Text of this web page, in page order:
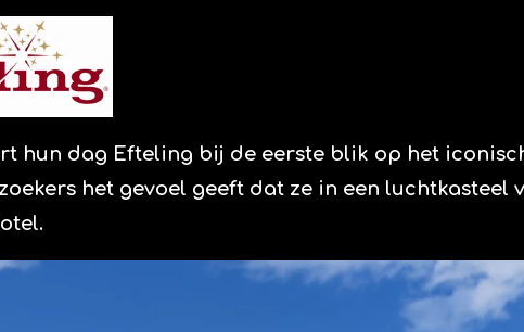
hun dag Efteling bij de eerste blik op het
het gevoel geeft dat ze in een luchtkasteel